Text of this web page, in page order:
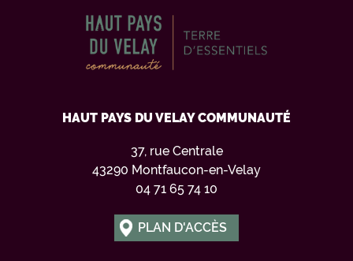
HAUT PAYS DU VELAY COMMUNAUTÉ
37, rue Centrale
43290 Montfaucon-en-Velay
04 71 65 74 10
PLAN D'ACCÈS